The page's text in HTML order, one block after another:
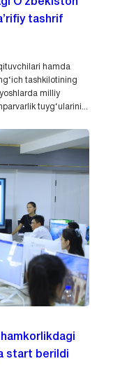
tashrif
hamda
tashkilotining
milliy
tuyg‘ularini...
start berildi